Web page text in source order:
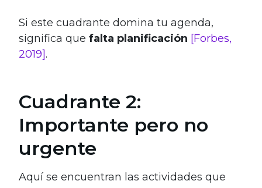
Si este cuadrante domina tu agenda,
significa que falta planificación [Forbes,
2019].
Cuadrante 2:
Importante pero no
urgente
Aquí se encuentran las actividades que